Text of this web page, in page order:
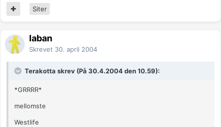
Siter
laban
Skrevet 30. april 2004
Terakotta skrev (På 30.4.2004 den 10.59):
*GRRRR*
mellomste
Westlife